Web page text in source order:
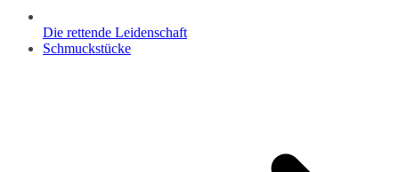
Die rettende Leidenschaft
Schmuckstücke